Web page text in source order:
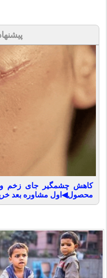
محصول◀اول مشاوره بعد